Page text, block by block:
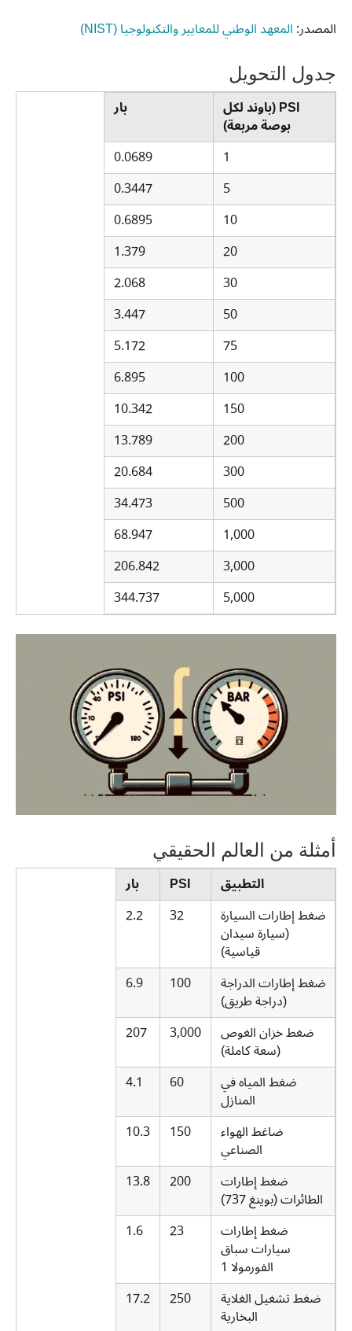
المصدر:المعهد الوطني للمعايير والتكنولوجيا (NIST)
جدول التحويل
PSI (باوند لكل
بوصة مربعة)
بار
1
0.0689
5
0.3447
10
0.6895
20
1.379
30
2.068
50
3.447
75
5.172
100
6.895
150
10.342
200
13.789
300
20.684
500
34.473
1,000
68.947
3,000
206.842
5,000
344.737
أمثلة من العالم الحقيقي
التطبيق PSI
بار
ضغط إطارات السيارة
(سيارة سيدان
قياسية)
32
2.2
ضغط إطارات الدراجة
(دراجة طريق)
100
6.9
ضغط خزان الغوص
(سعة كاملة)
3,000
207
ضغط المياه في
المنازل
60
4.1
ضاغط الهواء
الصناعي
150
10.3
ضغط إطارات
الطائرات (بوينغ 737)
200
13.8
ضغط إطارات
سيارات سباق
الفورمولا 1
23
1.6
ضغط تشغيل الغلاية
البخارية
250
17.2